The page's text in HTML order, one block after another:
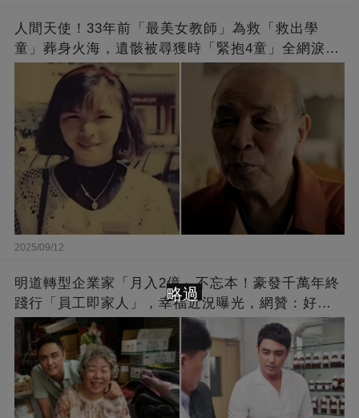
人間天使！33年前「最美女教師」為救「救出學
童」葬身火海，遺骸被尋獲時「緊抱4童」全網淚
崩：真正的英雄不該被遺忘
2025/09/12
明道轉型企業家「月入2億」不忘本！豪發千萬年終
踐行「員工即家人」，幸福近況曝光，網贊：好老
闆的福報
略過